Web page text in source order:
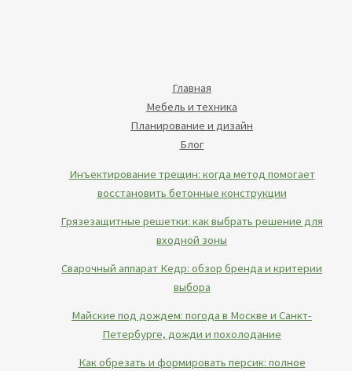
Главная
Мебель и техника
Планирование и дизайн
Блог
Инъектирование трещин: когда метод помогает
восстановить бетонные конструкции
Грязезащитные решетки: как выбрать решение для
входной зоны
Сварочный аппарат Кедр: обзор бренда и критерии
выбора
Майские под дождем: погода в Москве и Санкт-
Петербурге, дожди и похолодание
Как обрезать и формировать персик: полное